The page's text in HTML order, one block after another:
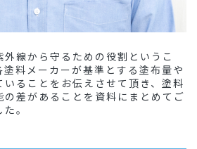
線から守るための役割というこ
料メーカーが基準とする塗布量や
ることをお伝えさせて頂き、塗料
の差があることを資料にまとめてご
。